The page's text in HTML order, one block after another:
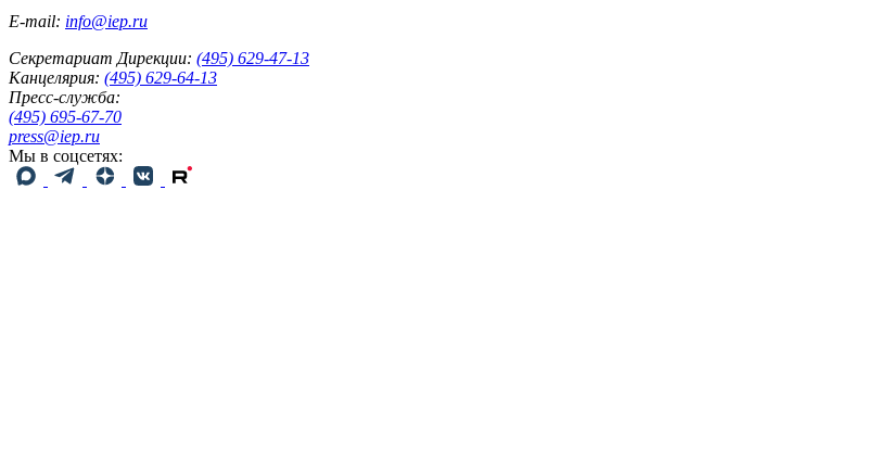
E-mail: info@iep.ru
Секретариат Дирекции: (495) 629-47-13
Канцелярия: (495) 629-64-13
Пресс-служба:
(495) 695-67-70
press@iep.ru
Мы в соцсетях: